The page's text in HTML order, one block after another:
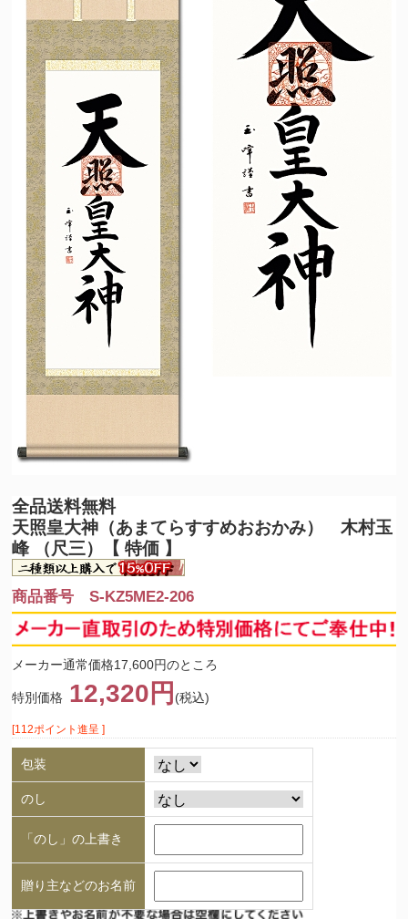
全品送料無料
天照皇大神（あまてらすすめおおかみ） 木村玉
峰 （尺三）【 特価 】
商品番号 S-KZ5ME2-206
メーカー通常価格17,600円のところ
特別価格 12,320円 (税込)
[112ポイント進呈 ]
包装
のし
「のし」の上書き
贈り主などのお名前